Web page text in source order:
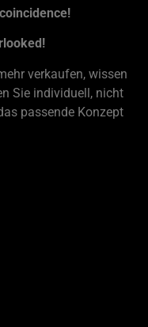
verkaufen, wissen
Sie individuell, nicht
passende Konzept